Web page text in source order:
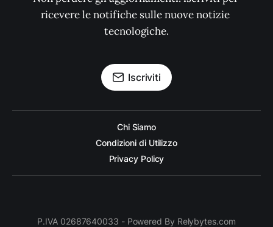
ricevere le notifiche sulle nuove notizie
tecnologiche.
Iscriviti
Chi Siamo
Condizioni di Utilizzo
Privacy Policy
P.IVA 02687640033 - Powered By Relybytes.com